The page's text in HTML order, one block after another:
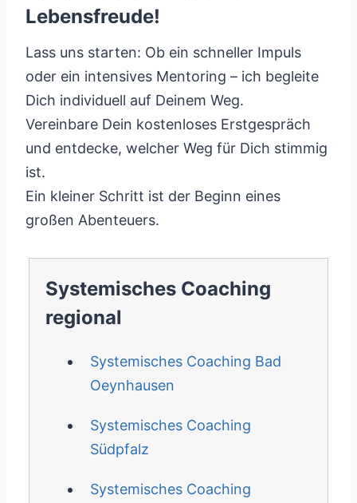
Lebensfreude!
Lass uns starten: Ob ein schneller Impuls
oder ein intensives Mentoring – ich begleite
Dich individuell auf Deinem Weg.
Vereinbare Dein kostenloses Erstgespräch
und entdecke, welcher Weg für Dich stimmig
ist.
Ein kleiner Schritt ist der Beginn eines
großen Abenteuers.
Systemisches Coaching
regional
Systemisches Coaching Bad
Oeynhausen
Systemisches Coaching
Südpfalz
Systemisches Coaching